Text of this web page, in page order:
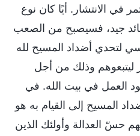
في الانتشار. أيًا كان نوع
جيد، فسيصبح من الصعب
لتحدي أضداد المسيح لله
ليتبعوهم وذلك من أجل
العمل في بيت الله. في
المسيح إلى القيام به هو
حسّ العدالة وأولئك الذين